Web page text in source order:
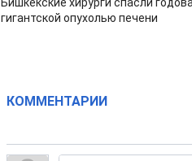
гигантской опухолью печени
КОММЕНТАРИИ